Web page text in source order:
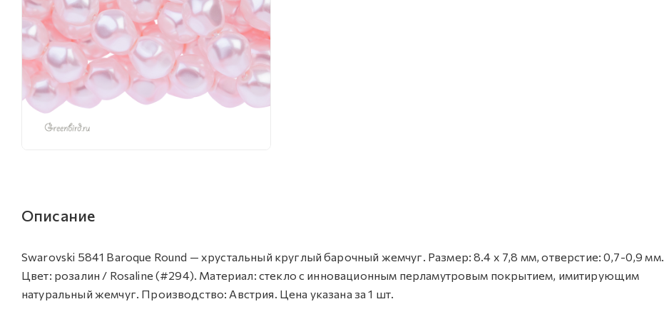
Описание
Swarovski 5841 Baroque Round — хрустальный круглый барочный жемчуг. Размер: 8.4 х 7,8 мм, отверстие: 0,7-0,9 мм.
Цвет: розалин / Rosaline (#294). Материал: стекло с инновационным перламутровым покрытием, имитирующим
натуральный жемчуг. Производство: Австрия. Цена указана за 1 шт.